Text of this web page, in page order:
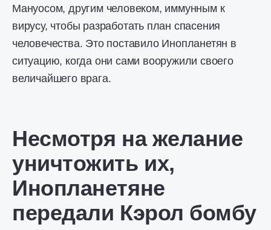
Мануосом, другим человеком, иммунным к
вирусу, чтобы разработать план спасения
человечества. Это поставило Инопланетян в
ситуацию, когда они сами вооружили своего
величайшего врага.
Несмотря на желание
уничтожить их,
Инопланетяне
передали Кэрол бомбу